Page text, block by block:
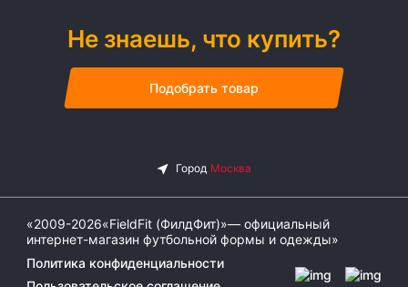
Не знаешь, что купить?
Подобрать товар
«2009-2026«FieldFit (ФилдФит)»— официальный
интернет-магазин футбольной формы и одежды»
Политика конфиденциальности